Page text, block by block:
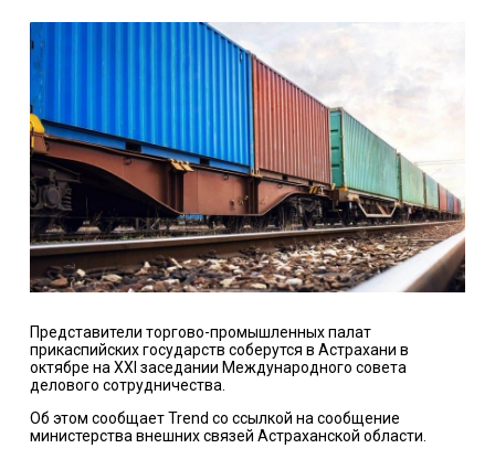
Представители торгово-промышленных палат
прикаспийских государств соберутся в Астрахани в
октябре на XXI заседании Международного совета
делового сотрудничества.
Об этом сообщает Trend со ссылкой на сообщение
министерства внешних связей Астраханской области.